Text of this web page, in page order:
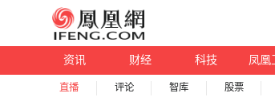
资讯 财经 科技 凤凰
直播 评论 智库 股票